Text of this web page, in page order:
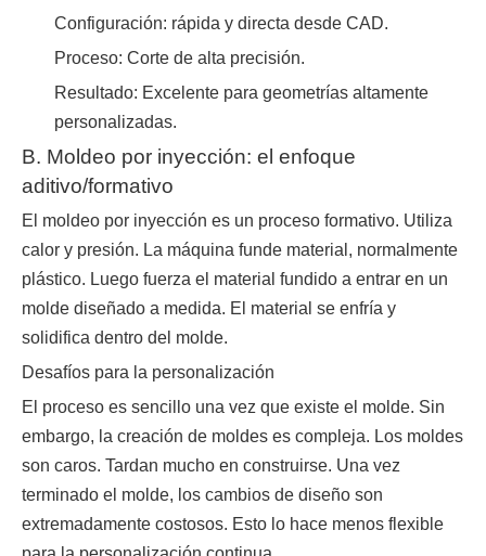
Configuración: rápida y directa desde CAD.
Proceso: Corte de alta precisión.
Resultado: Excelente para geometrías altamente
personalizadas.
B. Moldeo por inyección: el enfoque
aditivo/formativo
El moldeo por inyección es un proceso formativo. Utiliza
calor y presión. La máquina funde material, normalmente
plástico. Luego fuerza el material fundido a entrar en un
molde diseñado a medida. El material se enfría y
solidifica dentro del molde.
Desafíos para la personalización
El proceso es sencillo una vez que existe el molde. Sin
embargo, la creación de moldes es compleja. Los moldes
son caros. Tardan mucho en construirse. Una vez
terminado el molde, los cambios de diseño son
extremadamente costosos. Esto lo hace menos flexible